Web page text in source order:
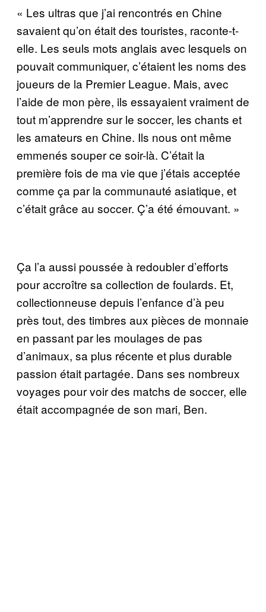
« Les ultras que j’ai rencontrés en Chine
savaient qu’on était des touristes, raconte-t-
elle. Les seuls mots anglais avec lesquels on
pouvait communiquer, c’étaient les noms des
joueurs de la Premier League. Mais, avec
l’aide de mon père, ils essayaient vraiment de
tout m’apprendre sur le soccer, les chants et
les amateurs en Chine. Ils nous ont même
emmenés souper ce soir-là. C’était la
première fois de ma vie que j’étais acceptée
comme ça par la communauté asiatique, et
c’était grâce au soccer. Ç’a été émouvant. »
Ça l’a aussi poussée à redoubler d’efforts
pour accroître sa collection de foulards. Et,
collectionneuse depuis l’enfance d’à peu
près tout, des timbres aux pièces de monnaie
en passant par les moulages de pas
d’animaux, sa plus récente et plus durable
passion était partagée. Dans ses nombreux
voyages pour voir des matchs de soccer, elle
était accompagnée de son mari, Ben.